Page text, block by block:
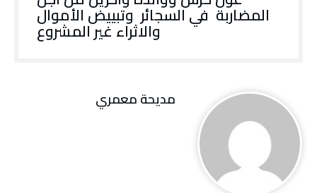
المضاربة في السجائر وتبييض الأموال
والاثراء غير المشروع
مديحة معمري